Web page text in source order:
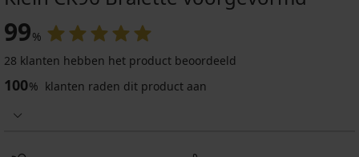
99%
28 klanten hebben het product beoordeeld
100% klanten raden dit product aan